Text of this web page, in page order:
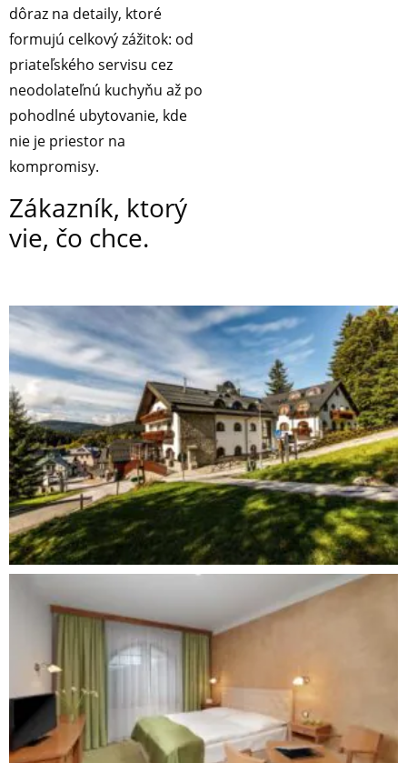
dôraz na detaily, ktoré
formujú celkový zážitok: od
priateľského servisu cez
neodolateľnú kuchyňu až po
pohodlné ubytovanie, kde
nie je priestor na
kompromisy.
Zákazník, ktorý
vie, čo chce.